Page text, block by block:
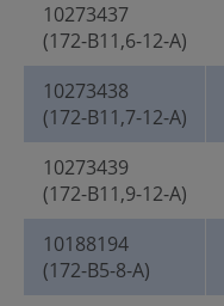
10273437
(172-B11,6-12-A)
10273438
(172-B11,7-12-A)
10273439
(172-B11,9-12-A)
10188194
(172-B5-8-A)